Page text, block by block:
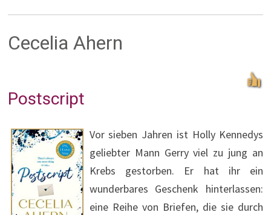
Cecelia Ahern
Postscript
Vor sieben Jahren ist Holly Kennedys
geliebter Mann Gerry viel zu jung an
Krebs gestorben. Er hat ihr ein
wunderbares Geschenk hinterlassen:
eine Reihe von Briefen, die sie durch